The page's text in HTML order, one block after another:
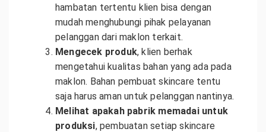
hambatan tertentu klien bisa dengan
mudah menghubungi pihak pelayanan
pelanggan dari maklon terkait.
Mengecek produk, klien berhak
mengetahui kualitas bahan yang ada pada
maklon. Bahan pembuat skincare tentu
saja harus aman untuk pelanggan nantinya.
Melihat apakah pabrik memadai untuk
produksi, pembuatan setiap skincare